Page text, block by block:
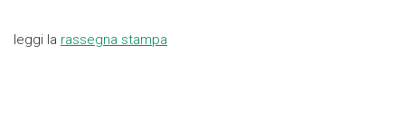
leggi la rassegna stampa